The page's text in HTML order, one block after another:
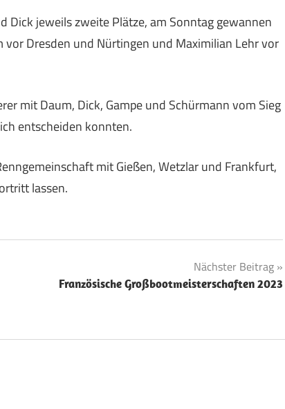
Dick jeweils zweite Plätze, am Sonntag gewannen
vor Dresden und Nürtingen und Maximilian Lehr vor
mit Daum, Dick, Gampe und Schürmann vom Sieg
entscheiden konnten.
mit Gießen, Wetzlar und Frankfurt,
lassen.
Nächster Beitrag
Französische Großbootmeisterschaften 2023